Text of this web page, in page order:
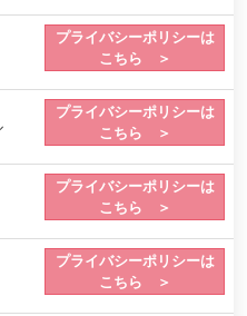
プライバシーポリシーは
こちら ＞
プライバシーポリシーは
こちら ＞
プライバシーポリシーは
こちら ＞
プライバシーポリシーは
こちら ＞